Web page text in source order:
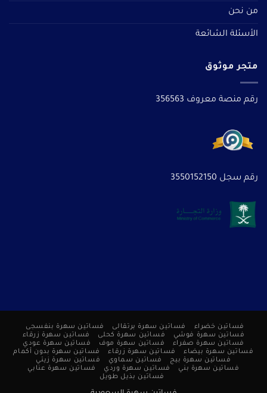
من نحن
الأسئلة الشائعة
متجر موثوق
رقم منصة معروف 356563
رقم سجل 3550152150
فساتين خضراء فساتين سهرة برتقالى
فساتين سهرة بنفسجى
فساتين سهرة فوشي
فساتين سهرة كحلى
فساتين سهرة زرقاء
فساتين سهرة صفراء
فساتين سهرة موف
فساتين سهرة عودي
فساتين سهرة بيضاء
فساتين سهرة زرقاء
فساتين سهرة بدون أكمام
فساتين سهرة بيج
فساتين سماوي
فساتين سهرة زيتي
فساتين سهرة بني
فساتين سهرة وردي
فساتين سهرة عنابي
فساتين بذيل طويل